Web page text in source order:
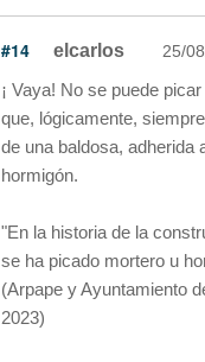
#14 elcarlos 25/
¡ Vaya! No se puede
que, lógicamente,
de una baldosa, adherida
hormigón.
"En la historia de la
se ha picado mortero u
(Arpape y Ayuntamiento
2023)